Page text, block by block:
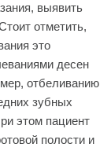
выявить
отметить,
это
десен
отбеливанию
зубных
этом пациент
полости и